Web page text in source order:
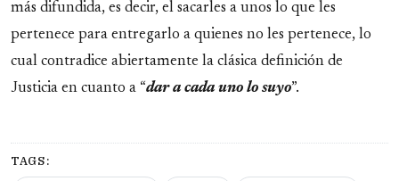
más difundida, es decir, el sacarles a unos lo que les
pertenece para entregarlo a quienes no les pertenece, lo
cual contradice abiertamente la clásica definición de
Justicia en cuanto a “dar a cada uno lo suyo”.
TAGS: